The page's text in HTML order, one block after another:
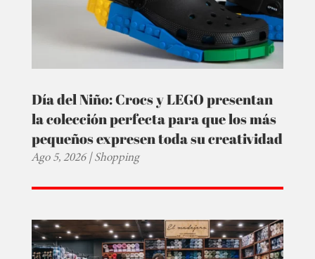
Día del Niño: Crocs y LEGO presentan
la colección perfecta para que los más
pequeños expresen toda su creatividad
Ago 5, 2026|Shopping